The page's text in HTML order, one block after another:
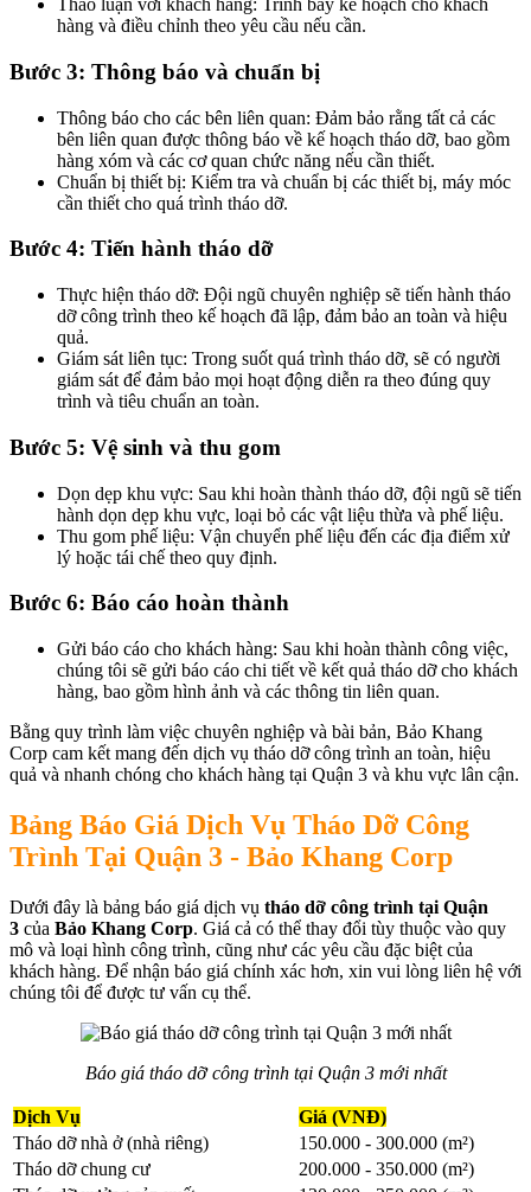
Thảo luận với khách hàng: Trình bày kế hoạch cho khách
hàng và điều chỉnh theo yêu cầu nếu cần.
Bước 3: Thông báo và chuẩn bị
Thông báo cho các bên liên quan: Đảm bảo rằng tất cả các
bên liên quan được thông báo về kế hoạch tháo dỡ, bao gồm
hàng xóm và các cơ quan chức năng nếu cần thiết.
Chuẩn bị thiết bị: Kiểm tra và chuẩn bị các thiết bị, máy móc
cần thiết cho quá trình tháo dỡ.
Bước 4: Tiến hành tháo dỡ
Thực hiện tháo dỡ: Đội ngũ chuyên nghiệp sẽ tiến hành tháo
dỡ công trình theo kế hoạch đã lập, đảm bảo an toàn và hiệu
quả.
Giám sát liên tục: Trong suốt quá trình tháo dỡ, sẽ có người
giám sát để đảm bảo mọi hoạt động diễn ra theo đúng quy
trình và tiêu chuẩn an toàn.
Bước 5: Vệ sinh và thu gom
Dọn dẹp khu vực: Sau khi hoàn thành tháo dỡ, đội ngũ sẽ tiến
hành dọn dẹp khu vực, loại bỏ các vật liệu thừa và phế liệu.
Thu gom phế liệu: Vận chuyển phế liệu đến các địa điểm xử
lý hoặc tái chế theo quy định.
Bước 6: Báo cáo hoàn thành
Gửi báo cáo cho khách hàng: Sau khi hoàn thành công việc,
chúng tôi sẽ gửi báo cáo chi tiết về kết quả tháo dỡ cho khách
hàng, bao gồm hình ảnh và các thông tin liên quan.
Bằng quy trình làm việc chuyên nghiệp và bài bản, Bảo Khang
Corp cam kết mang đến dịch vụ tháo dỡ công trình an toàn, hiệu
quả và nhanh chóng cho khách hàng tại Quận 3 và khu vực lân cận.
Bảng Báo Giá Dịch Vụ Tháo Dỡ Công
Trình Tại Quận 3 - Bảo Khang Corp
Dưới đây là bảng báo giá dịch vụ tháo dỡ công trình tại Quận
3 của Bảo Khang Corp. Giá cả có thể thay đổi tùy thuộc vào quy
mô và loại hình công trình, cũng như các yêu cầu đặc biệt của
khách hàng. Để nhận báo giá chính xác hơn, xin vui lòng liên hệ với
chúng tôi để được tư vấn cụ thể.
Báo giá tháo dỡ công trình tại Quận 3 mới nhất
Dịch Vụ
Giá (VNĐ)
Tháo dỡ nhà ở (nhà riêng)
150.000 - 300.000 (m²)
Tháo dỡ chung cư
200.000 - 350.000 (m²)